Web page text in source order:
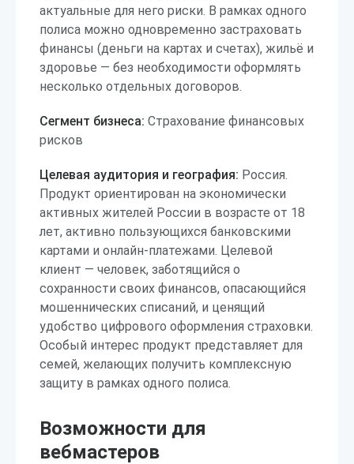
актуальные для него риски. В рамках одного
полиса можно одновременно застраховать
финансы (деньги на картах и счетах), жильё и
здоровье — без необходимости оформлять
несколько отдельных договоров.
Сегмент бизнеса: Страхование финансовых
рисков
Целевая аудитория и география: Россия.
Продукт ориентирован на экономически
активных жителей России в возрасте от 18
лет, активно пользующихся банковскими
картами и онлайн-платежами. Целевой
клиент — человек, заботящийся о
сохранности своих финансов, опасающийся
мошеннических списаний, и ценящий
удобство цифрового оформления страховки.
Особый интерес продукт представляет для
семей, желающих получить комплексную
защиту в рамках одного полиса.
Возможности для
вебмастеров